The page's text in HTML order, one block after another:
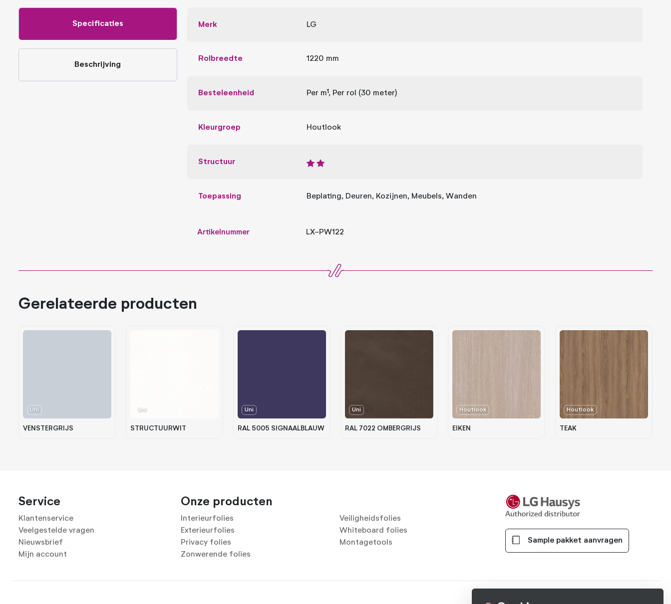
Specificaties
Beschrijving
Merk LG
Rolbreedte 1220 mm
Besteleenheid Per m¹, Per rol (30 meter)
Kleurgroep Houtlook
Structuur
Toepassing Beplating, Deuren, Kozijnen, Meubels, Wanden
Artikelnummer LX-PW122
Gerelateerde producten
Uni
VENSTERGRIJS
Uni
STRUCTUURWIT
Uni
RAL 5005 SIGNAALBLAUW
Uni
RAL 7022 OMBERGRIJS
Houtlook
EIKEN
Houtlook
TEAK
Service
Klantenservice
Veelgestelde vragen
Nieuwsbrief
Mijn account
Onze producten
Interieurfolies
Exterieurfolies
Privacy folies
Zonwerende folies
Veiligheidsfolies
Whiteboard folies
Montagetools
Sample pakket aanvragen